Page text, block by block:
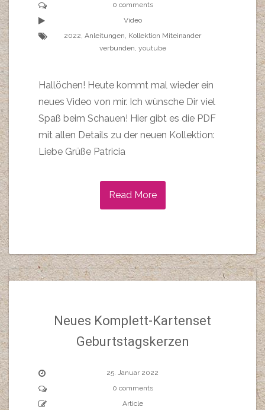
0 comments
Video
2022, Anleitungen, Kollektion Miteinander
verbunden, youtube
Hallöchen! Heute kommt mal wieder ein
neues Video von mir. Ich wünsche Dir viel
Spaß beim Schauen! Hier gibt es die PDF
mit allen Details zu der neuen Kollektion:
Liebe Grüße Patricia
Read More
Neues Komplett-Kartenset
Geburtstagskerzen
25. Januar 2022
0 comments
Article